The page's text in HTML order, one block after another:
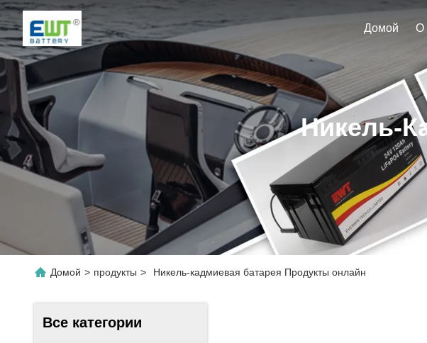
Домой О
Никель-
Домой > продукты > Никель-кадмиевая батарея Продукты онлайн
Все категории